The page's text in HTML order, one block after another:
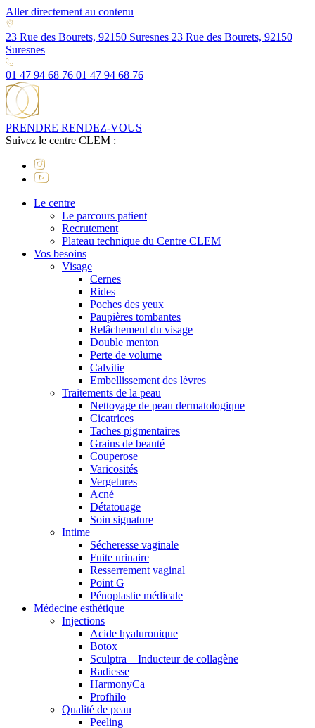
Aller directement au contenu
23 Rue des Bourets, 92150 Suresnes 23 Rue des Bourets, 92150
Suresnes
01 47 94 68 76 01 47 94 68 76
PRENDRE RENDEZ-VOUS
Suivez le centre CLEM :
Le centre
Le parcours patient
Recrutement
Plateau technique du Centre CLEM
Vos besoins
Visage
Cernes
Rides
Poches des yeux
Paupières tombantes
Relâchement du visage
Double menton
Perte de volume
Calvitie
Embellissement des lèvres
Traitements de la peau
Nettoyage de peau dermatologique
Cicatrices
Taches pigmentaires
Grains de beauté
Couperose
Varicosités
Vergetures
Acné
Détatouage
Soin signature
Intime
Sécheresse vaginale
Fuite urinaire
Resserrement vaginal
Point G
Pénoplastie médicale
Médecine esthétique
Injections
Acide hyaluronique
Botox
Sculptra – Inducteur de collagène
Radiesse
HarmonyCa
Profhilo
Qualité de peau
Peeling